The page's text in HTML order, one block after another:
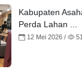
Kabupaten
Perda Lahan ...
12 Mei 2026 /